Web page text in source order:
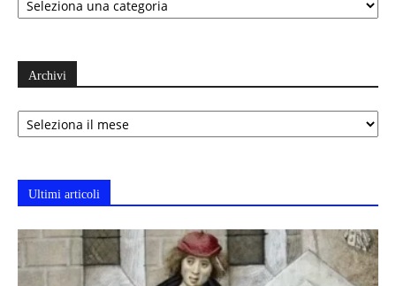
Archivi
Archivi
Ultimi articoli